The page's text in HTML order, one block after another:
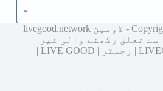
Copyright LIVEGOOD © 2026 - ڈومین livegood.network
سے تعلق رکھنے والی غیر
سرکاری سائٹ LIVEGOOD | رجسٹر | LIVE GOOD |